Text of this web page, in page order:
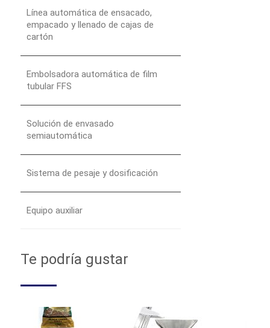
Línea automática de ensacado,
empacado y llenado de cajas de
cartón
Embolsadora automática de film
tubular FFS
Solución de envasado
semiautomática
Sistema de pesaje y dosificación
Equipo auxiliar
Te podría gustar